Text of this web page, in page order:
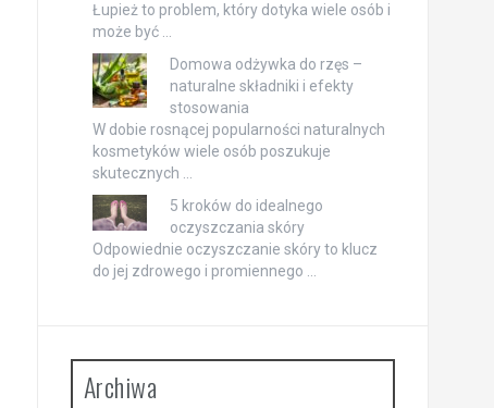
Łupież to problem, który dotyka wiele osób i
może być …
Domowa odżywka do rzęs –
naturalne składniki i efekty
stosowania
W dobie rosnącej popularności naturalnych
kosmetyków wiele osób poszukuje
skutecznych …
5 kroków do idealnego
oczyszczania skóry
Odpowiednie oczyszczanie skóry to klucz
do jej zdrowego i promiennego …
Archiwa